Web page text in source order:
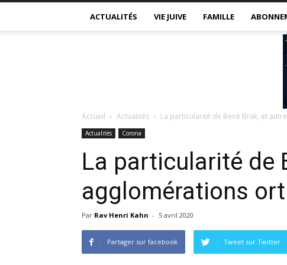
ACTUALITÉS VIE JUIVE FAMILLE
Accueil Actualités La particularité de Bené Brak, et
Actualités Corona
La particularité de
agglomérations
Par Rav Henri Kahn - 5 avril 2020
Partager sur facebook Tweet sur Twitter